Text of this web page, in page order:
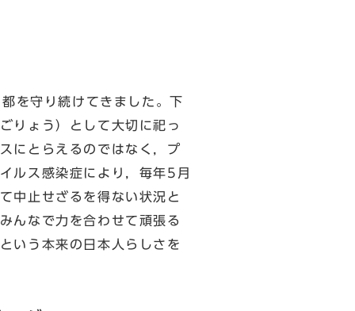
を守り続けてきました。下
りょう）として大切に祀っ
にとらえるのではなく，プ
ルス感染症により，毎年5月
中止せざるを得ない状況と
んなで力を合わせて頑張る
いう本来の日本人らしさを